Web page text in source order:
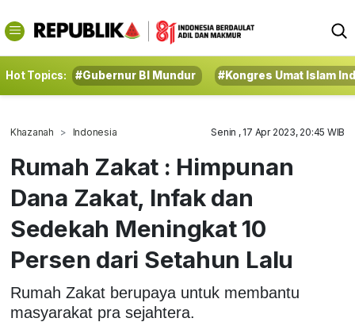
Hot Topics: #Gubernur BI Mundur #Kongres Umat Islam
Khazanah Indonesia Senin , 17 Apr 2023, 20:45 WIB
Rumah Zakat : Himpunan
Dana Zakat, Infak dan
Sedekah Meningkat 10
Persen dari Setahun Lalu
Rumah Zakat berupaya untuk membantu
masyarakat pra sejahtera.